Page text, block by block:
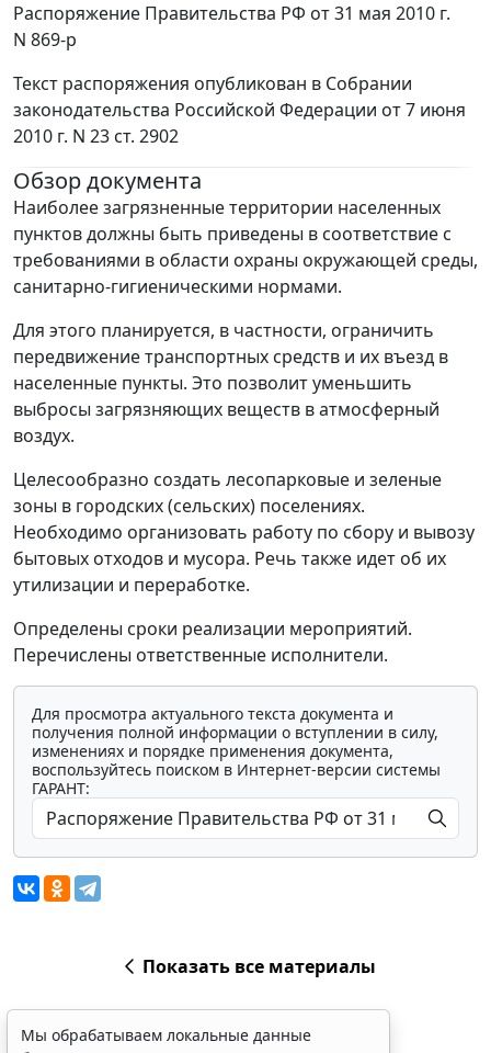
Распоряжение Правительства РФ от 31 мая 2010 г.
N 869-р
Текст распоряжения опубликован в Собрании
законодательства Российской Федерации от 7 июня
2010 г. N 23 ст. 2902
Обзор документа
Наиболее загрязненные территории населенных
пунктов должны быть приведены в соответствие с
требованиями в области охраны окружающей среды,
санитарно-гигиеническими нормами.
Для этого планируется, в частности, ограничить
передвижение транспортных средств и их въезд в
населенные пункты. Это позволит уменьшить
выбросы загрязняющих веществ в атмосферный
воздух.
Целесообразно создать лесопарковые и зеленые
зоны в городских (сельских) поселениях.
Необходимо организовать работу по сбору и вывозу
бытовых отходов и мусора. Речь также идет об их
утилизации и переработке.
Определены сроки реализации мероприятий.
Перечислены ответственные исполнители.
Для просмотра актуального текста документа и
получения полной информации о вступлении в силу,
изменениях и порядке применения документа,
воспользуйтесь поиском в Интернет-версии системы
ГАРАНТ:
Показать все материалы
Мы обрабатываем локальные данные